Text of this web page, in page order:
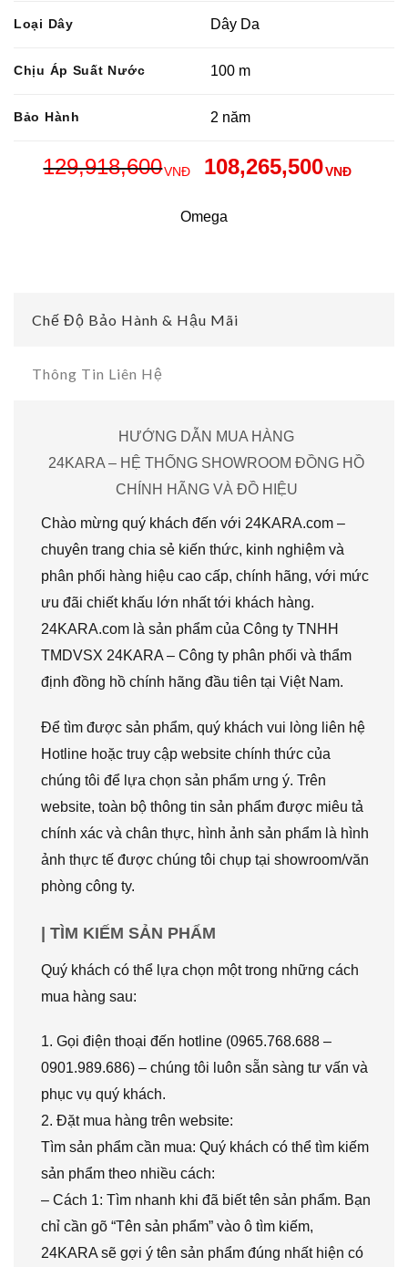
Loại Dây Dây Da
Chịu Áp Suất Nước 100 m
Bảo Hành 2 năm
129,918,600VNĐ 108,265,500VNĐ
Omega
Chế Độ Bảo Hành & Hậu Mãi
Thông Tin Liên Hệ
HƯỚNG DẪN MUA HÀNG
24KARA – HỆ THỐNG SHOWROOM ĐỒNG HỒ
CHÍNH HÃNG VÀ ĐỒ HIỆU
Chào mừng quý khách đến với 24KARA.com –
chuyên trang chia sẻ kiến thức, kinh nghiệm và
phân phối hàng hiệu cao cấp, chính hãng, với mức
ưu đãi chiết khấu lớn nhất tới khách hàng.
24KARA.com là sản phẩm của Công ty TNHH
TMDVSX 24KARA – Công ty phân phối và thẩm
định đồng hồ chính hãng đầu tiên tại Việt Nam.
Để tìm được sản phẩm, quý khách vui lòng liên hệ
Hotline hoặc truy cập website chính thức của
chúng tôi để lựa chọn sản phẩm ưng ý. Trên
website, toàn bộ thông tin sản phẩm được miêu tả
chính xác và chân thực, hình ảnh sản phẩm là hình
ảnh thực tế được chúng tôi chụp tại showroom/văn
phòng công ty.
| TÌM KIẾM SẢN PHẨM
Quý khách có thể lựa chọn một trong những cách
mua hàng sau:
1. Gọi điện thoại đến hotline (0965.768.688 –
0901.989.686) – chúng tôi luôn sẵn sàng tư vấn và
phục vụ quý khách.
2. Đặt mua hàng trên website:
Tìm sản phẩm cần mua: Quý khách có thể tìm kiếm
sản phẩm theo nhiều cách:
– Cách 1: Tìm nhanh khi đã biết tên sản phẩm. Bạn
chỉ cần gõ “Tên sản phẩm” vào ô tìm kiếm,
24KARA sẽ gợi ý tên sản phẩm đúng nhất hiện có